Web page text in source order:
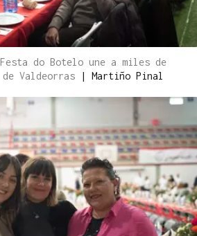
do Botelo une a miles de
Valdeorras
| Martiño Pinal